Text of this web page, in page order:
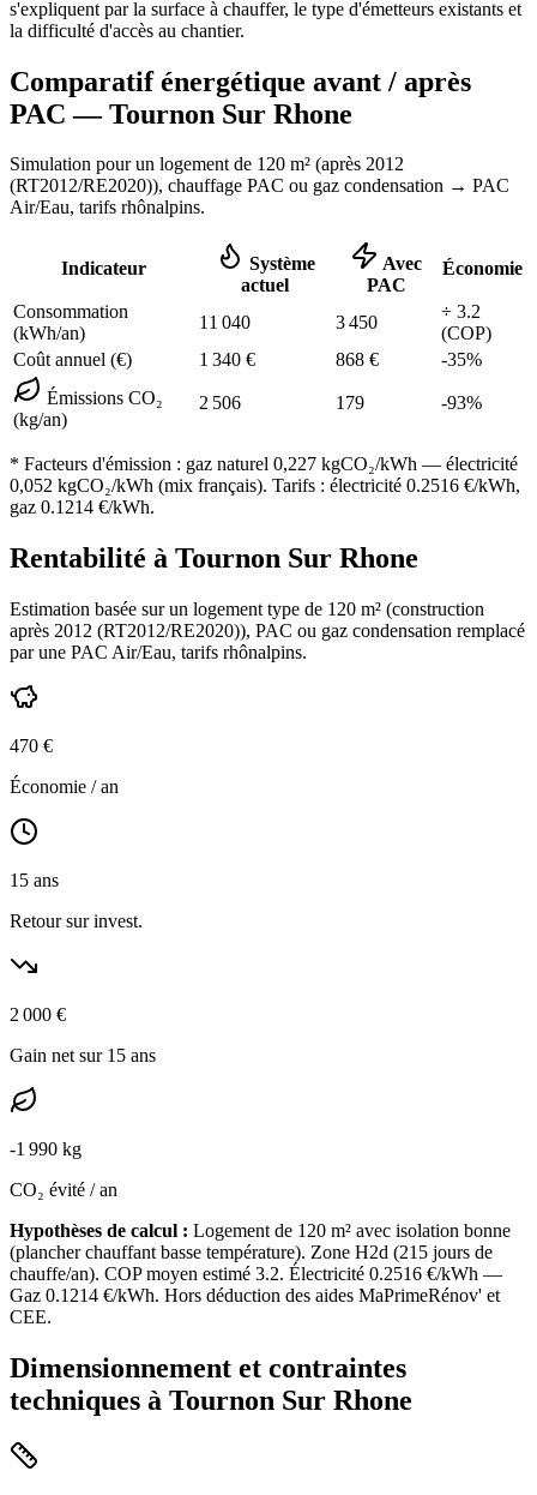
s'expliquent par la surface à chauffer, le type d'émetteurs existants et
la difficulté d'accès au chantier.
Comparatif énergétique avant / après
PAC —Tournon Sur Rhone
Simulation pour un logement de 120 m² (après 2012
(RT2012/RE2020)), chauffage PAC ou gaz condensation → PAC
Air/Eau, tarifs rhônalpins.
Indicateur
Système
actuel
Avec
PAC
Économie
Consommation
(kWh/an)
11 040 3 450
÷ 3.2
(COP)
Coût annuel (€)
1 340 € 868 € -35%
Émissions CO₂
(kg/an)
2 506 179 -93%
* Facteurs d'émission : gaz naturel 0,227 kgCO₂/kWh — électricité
0,052 kgCO₂/kWh (mix français). Tarifs : électricité 0.2516 €/kWh,
gaz 0.1214 €/kWh.
Rentabilité à Tournon Sur Rhone
Estimation basée sur un logement type de 120 m² (construction
après 2012 (RT2012/RE2020)), PAC ou gaz condensation remplacé
par une PAC Air/Eau, tarifs rhônalpins.
470 €
Économie / an
15 ans
Retour sur invest.
2 000 €
Gain net sur 15 ans
-1 990 kg
CO₂ évité / an
Hypothèses de calcul : Logement de 120 m² avec isolation bonne
(plancher chauffant basse température). Zone H2d (215 jours de
chauffe/an). COP moyen estimé 3.2. Électricité 0.2516 €/kWh —
Gaz 0.1214 €/kWh. Hors déduction des aides MaPrimeRénov' et
CEE.
Dimensionnement et contraintes
techniques à Tournon Sur Rhone